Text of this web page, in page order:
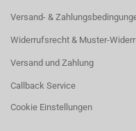
Versand- &
Widerrufsrecht & Muster-
Versand und Zahlung
Callback Service
Cookie Einstellungen